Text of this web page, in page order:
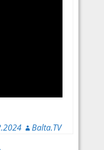
Balta.TV